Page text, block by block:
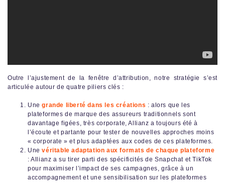
Outre l’ajustement de la fenêtre d’attribution, notre stratégie s’est
articulée autour de quatre piliers clés :
Une grande liberté dans les créations : alors que les
plateformes de marque des assureurs traditionnels sont
davantage figées, très corporate, Allianz a toujours été à
l’écoute et partante pour tester de nouvelles approches moins
« corporate » et plus adaptées aux codes de ces plateformes.
Unevéritable adaptation aux formats de chaque plateforme
: Allianz a su tirer parti des spécificités de Snapchat et TikTok
pour maximiser l’impact de ses campagnes, grâce à un
accompagnement et une sensibilisation sur les plateformes